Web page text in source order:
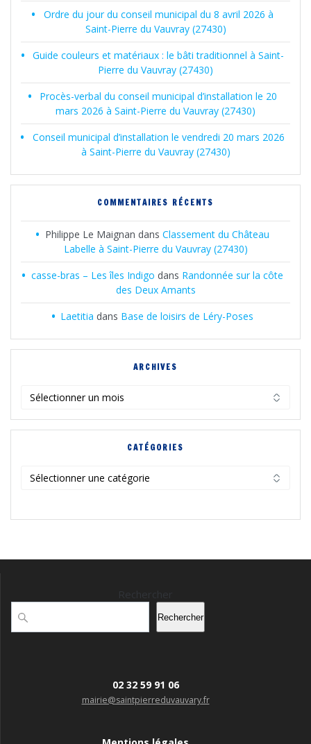
Ordre du jour du conseil municipal du 8 avril 2026 à
Saint-Pierre du Vauvray (27430)
Guide couleurs et matériaux : le bâti traditionnel à Saint-
Pierre du Vauvray (27430)
Procès-verbal du conseil municipal d’installation le 20
mars 2026 à Saint-Pierre du Vauvray (27430)
Conseil municipal d’installation le vendredi 20 mars 2026
à Saint-Pierre du Vauvray (27430)
COMMENTAIRES RÉCENTS
Philippe Le Maignan dans Classement du Château
Labelle à Saint-Pierre du Vauvray (27430)
casse-bras – Les îles Indigo dans Randonnée sur la côte
des Deux Amants
Laetitia dans Base de loisirs de Léry-Poses
ARCHIVES
CATÉGORIES
Rechercher
02 32 59 91 06
mairie@saintpierreduvauvary.fr